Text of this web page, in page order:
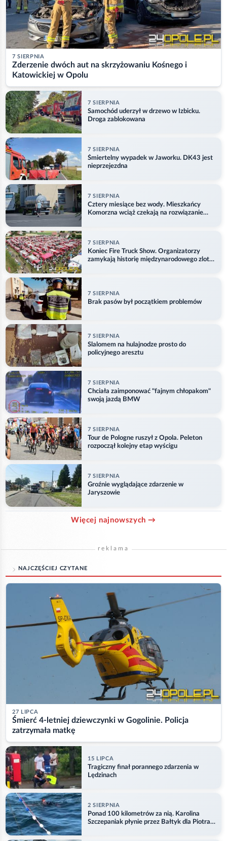
7 SIERPNIA
Zderzenie dwóch aut na skrzyżowaniu Kośnego i
Katowickiej w Opolu
7 SIERPNIA
Samochód uderzył w drzewo w Izbicku.
Droga zablokowana
7 SIERPNIA
Śmiertelny wypadek w Jaworku. DK43 jest
nieprzejezdna
7 SIERPNIA
Cztery miesiące bez wody. Mieszkańcy
Komorzna wciąż czekają na rozwiązanie
7 SIERPNIA
Koniec Fire Truck Show. Organizatorzy
zamykają historię międzynarodowego zlotu
7 SIERPNIA
Brak pasów był początkiem problemów
7 SIERPNIA
Slalomem na hulajnodze prosto do
policyjnego aresztu
7 SIERPNIA
Chciała zaimponować "fajnym chłopakom"
swoją jazdą BMW
7 SIERPNIA
Tour de Pologne ruszył z Opola. Peleton
rozpoczął kolejny etap wyścigu
7 SIERPNIA
Groźnie wyglądające zdarzenie w
Jaryszowie
Więcej najnowszych →
reklama
NAJCZĘŚCIEJ CZYTANE
27 LIPCA
Śmierć 4-letniej dziewczynki w Gogolinie. Policja
zatrzymała matkę
15 LIPCA
Tragiczny finał porannego zdarzenia w
Lędzinach
2 SIERPNIA
Ponad 100 kilometrów za nią. Karolina
Szczepaniak płynie przez Bałtyk dla Piotra.